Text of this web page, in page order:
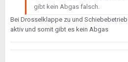
gibt kein Abgas falsch.
Bei Drosselklappe zu und
aktiv und somit gibt es kein Abgas